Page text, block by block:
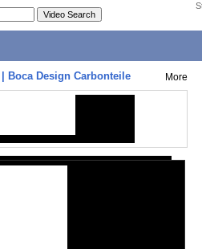
Boca Design Carbonteile More